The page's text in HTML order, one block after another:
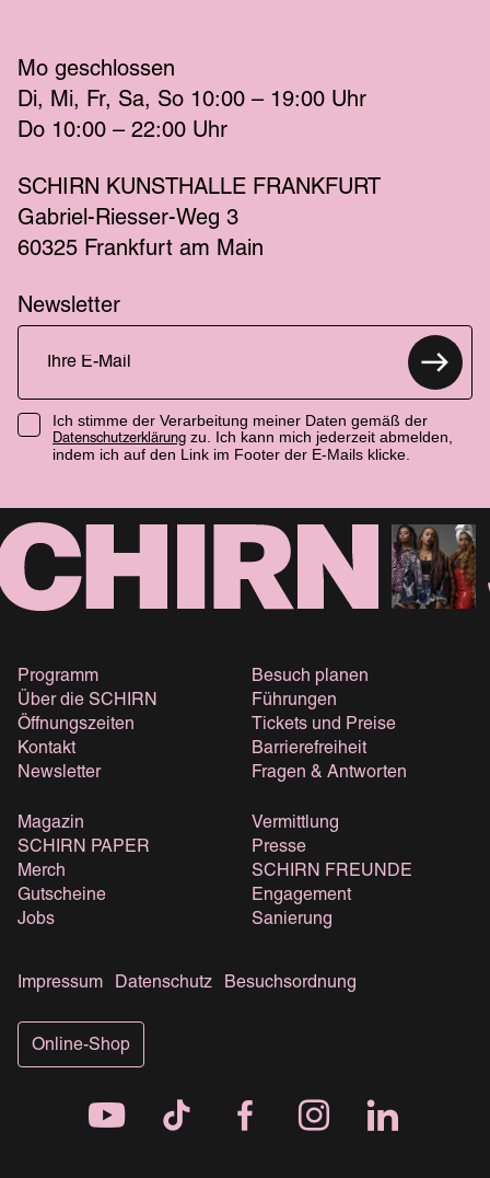
Mo geschlossen
Di
Mi Fr Sa So 10:00 – 19:00 Uhr
Do 10:00 – 22:00 Uhr
SCHIRN KUNSTHALLE FRANKFURT
Gabriel-Riesser-Weg 3
60325 Frankfurt am Main
Newsletter
Ich stimme der Verarbeitung meiner Daten gemäß der
Datenschutzerklärung zu. Ich kann mich jederzeit abmelden,
indem ich auf den Link im Footer der E-Mails klicke.
Programm
Über die SCHIRN
Öffnungszeiten
Kontakt
Newsletter
Besuch planen
Führungen
Tickets und Preise
Barrierefreiheit
Fragen & Antworten
Magazin
SCHIRN PAPER
Merch
Gutscheine
Jobs
Vermittlung
Presse
SCHIRN FREUNDE
Engagement
Sanierung
Impressum Datenschutz Besuchsordnung
Online-Shop